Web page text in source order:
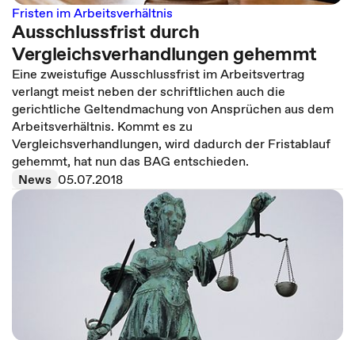
Fristen im Arbeitsverhältnis
Ausschlussfrist durch
Vergleichsverhandlungen gehemmt
Eine zweistufige Ausschlussfrist im Arbeitsvertrag
verlangt meist neben der schriftlichen auch die
gerichtliche Geltendmachung von Ansprüchen aus dem
Arbeitsverhältnis. Kommt es zu
Vergleichsverhandlungen, wird dadurch der Fristablauf
gehemmt, hat nun das BAG entschieden.
News 05.07.2018